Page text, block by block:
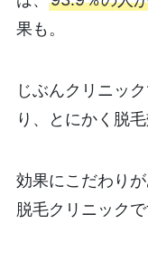
果も。
じぶんクリニッ
り、とにかく脱
効果にこだわり
脱毛クリニックで